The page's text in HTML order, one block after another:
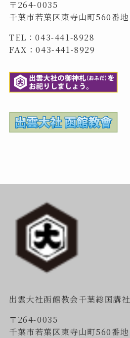
〒264-0035
千葉市若葉区東寺山町560番地
TEL：043-441-8928
FAX：043-441-8929
出雲大社函館教会千葉総国講社
〒264-0035
千葉市若葉区東寺山町560番地